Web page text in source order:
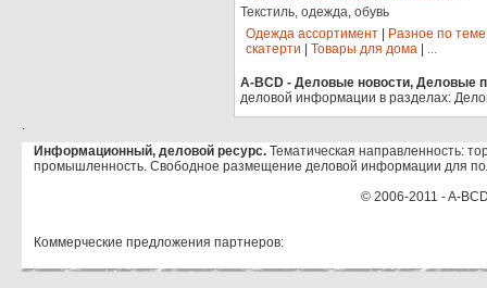
Текстиль, одежда, обувь
Одежда ассортимент
Разное по теме
скатерти
Товары для дома ...
A-BCD - Деловые новости, Деловые
деловой информации в разделах:
.
Информационный, деловой ресурс. Тематическая направленность:
промышленность. Свободное размещение деловой информации для
© 2006-2011 - A-
Коммерческие предложения партнеров: